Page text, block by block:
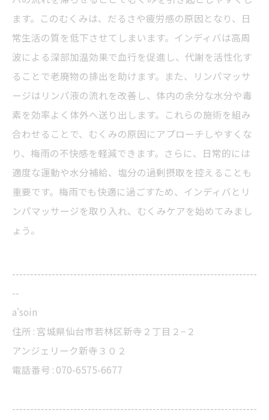
ます。このむくみは、だるさや疲労感の原因となり、日
常生活の質を低下させてしまいます。インディバは高周
波による深部加温効果で血行を促進し、代謝を活性化す
ることで老廃物の排出を助けます。また、リンパマッサ
ージはリンパ液の流れを改善し、体内の余分な水分や毒
素を効率よく体外へ送り出します。これらの施術を組み
合わせることで、むくみの原因にアプローチしやすくな
り、梅雨の不快感を軽減できます。さらに、日常的には
適度な運動や水分補給、塩分の過剰摂取を控えることも
重要です。梅雨でも快適に過ごすため、インディバとリ
ンパマッサージを取り入れ、むくみケアを始めてみまし
ょう。
--------------------------------------------------------------------
--
a'soin
住所 : 宮城県仙台市若林区新寺２丁目２−２
アンジェリーク新寺３０２
電話番号 : 070-6575-6677
--------------------------------------------------------------------